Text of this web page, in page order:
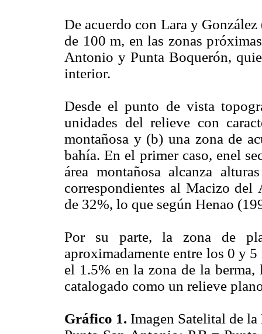
De acuerdo con Lara y
de 100 m, en las zonas
Antonio y Punta Boquerón,
interior.
Desde el punto de vista
unidades del relieve con
montañosa y (b) una zona de
bahía. En el primer caso, enel
área montañosa alcanza
correspondientes al Macizo del
de 32%, lo que según Henao
Por su parte, la zona de
aproximadamente entre los 0 y
el 1.5% en la zona de la
catalogado como un relieve
Gráfico 1. Imagen Satelital de la